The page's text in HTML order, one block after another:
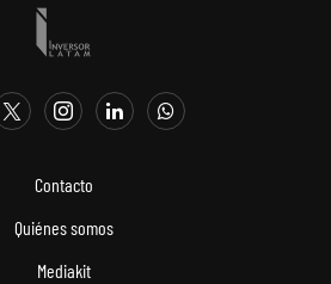
Contacto
Quiénes somos
Mediakit